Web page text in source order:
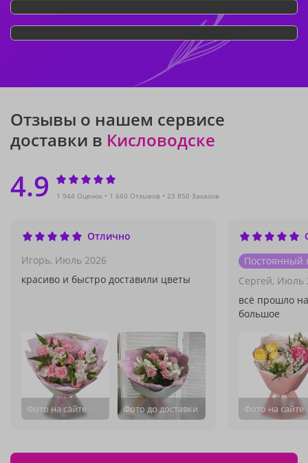
Отзывы о нашем сервисе
доставки в Кисловодске
4.9 1 944 Оценок 1 660 Отзывов 23 850 Заказов
Отлично
Игорь, Июль 2026
красиво и быстро доставили цветы
Фото на сайте Фото до доставки
Постоянный
Сергей, Июль
всё прошло
большое
Фото на сайте